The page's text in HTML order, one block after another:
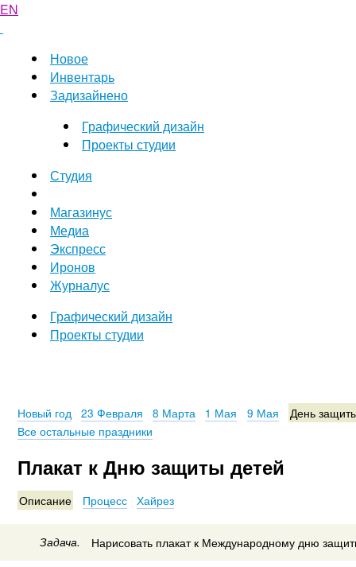
EN
Новое
Инвентарь
Задизайнено
Графический дизайн
Проекты студии
Студия
Магазинус
Медиа
Экспресс
Иронов
Журналус
Графический дизайн
Проекты студии
Новый год 23 Февраля 8 Марта 1 Мая 9 Мая
День
Все остальные праздники
Плакат к Дню защиты детей
Описание Процесс Хайрез
Задача. Нарисовать плакат к Международному дню